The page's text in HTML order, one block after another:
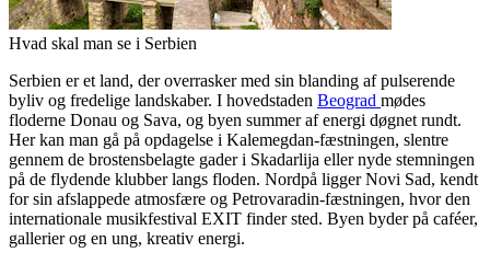
Hvad skal man se i Serbien
Serbien er et land, der overrasker med sin blanding af pulserende
byliv og fredelige landskaber. I hovedstaden Beograd mødes
floderne Donau og Sava, og byen summer af energi døgnet rundt.
Her kan man gå på opdagelse i Kalemegdan-fæstningen, slentre
gennem de brostensbelagte gader i Skadarlija eller nyde stemningen
på de flydende klubber langs floden. Nordpå ligger Novi Sad, kendt
for sin afslappede atmosfære og Petrovaradin-fæstningen, hvor den
internationale musikfestival EXIT finder sted. Byen byder på caféer,
gallerier og en ung, kreativ energi.